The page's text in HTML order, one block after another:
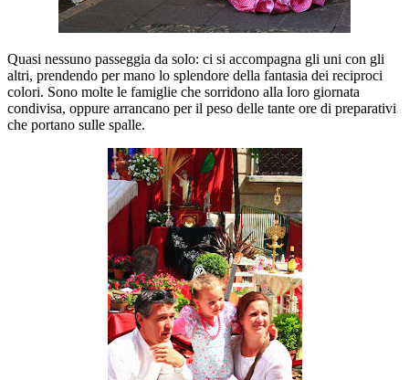
Quasi nessuno passeggia da solo: ci si accompagna gli uni con gli
altri, prendendo per mano lo splendore della fantasia dei reciproci
colori. Sono molte le famiglie che sorridono alla loro giornata
condivisa, oppure arrancano per il peso delle tante ore di preparativi
che portano sulle spalle.